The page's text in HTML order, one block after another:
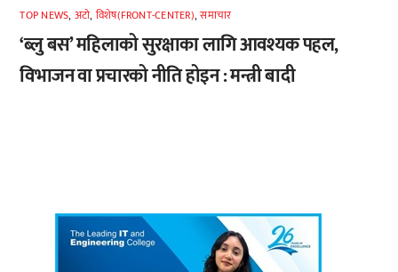
TOP NEWS, अटाे, विशेष(FRONT-CENTER),समाचार
‘ब्लु बस’ महिलाको सुरक्षाका लागि आवश्यक पहल,
विभाजन वा प्रचारको नीति होइन : मन्त्री बादी